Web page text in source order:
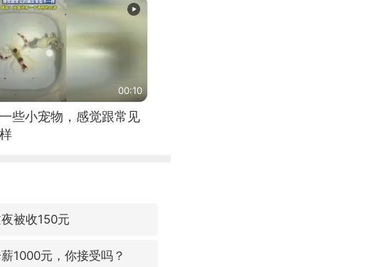
00:10
些小宠物，感觉跟常见
被收150元
1000元，你接受吗？